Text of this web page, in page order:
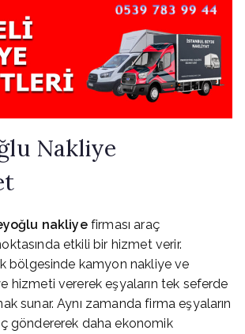
Nakliye
nakliye firması araç
etkili bir hizmet verir.
bölgesinde kamyon nakliye ve
hizmeti vererek eşyaların tek seferde
sunar. Aynı zamanda firma eşyaların
göndererek daha ekonomik